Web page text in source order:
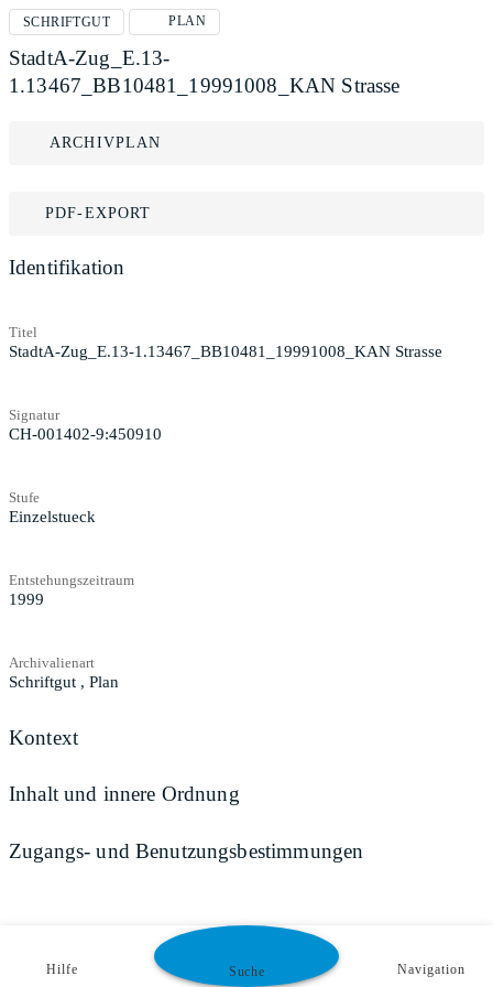
SCHRIFTGUT PLAN
StadtA-Zug_E.13-
1.13467_BB10481_19991008_KAN Strasse
ARCHIVPLAN
PDF-EXPORT
Identifikation
Titel
StadtA-Zug_E.13-1.13467_BB10481_19991008_KAN Strasse
Signatur
CH-001402-9:450910
Stufe
Einzelstueck
Entstehungszeitraum
1999
Archivalienart
Schriftgut , Plan
Kontext
Inhalt und innere Ordnung
Zugangs- und Benutzungsbestimmungen
Hilfe Suche Navigation